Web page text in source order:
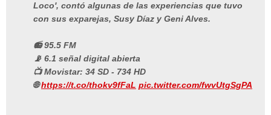
Loco', contó algunas de las experiencias que tuvo
con sus exparejas, Susy Díaz y Geni Alves.
📻 95.5 FM
📡 6.1 señal digital abierta
📺 Movistar: 34 SD - 734 HD
🌐https://t.co/thokv9fFaL pic.twitter.com/fwvUtgSgPA